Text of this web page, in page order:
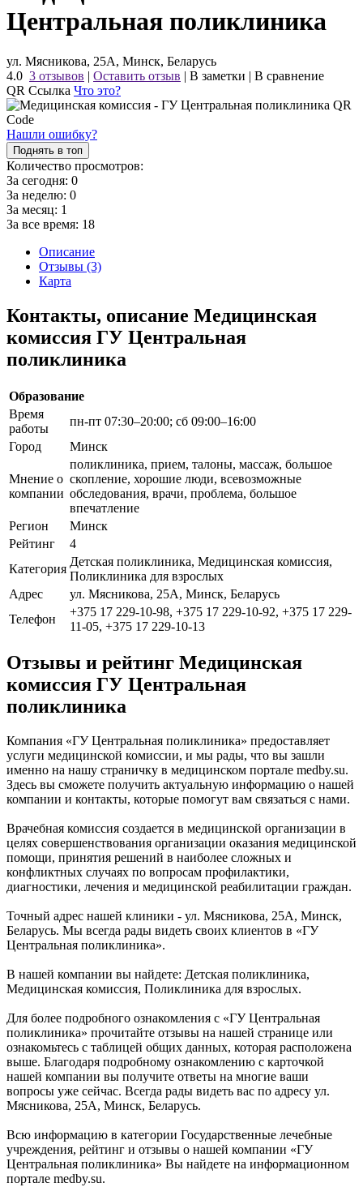
Центральная поликлиника
ул. Мясникова, 25А, Минск, Беларусь
4.0 3 отзывов | Оставить отзыв | В заметки | В сравнение
QR Ссылка Что это?
Нашли ошибку?
Поднять в топ
Количество просмотров:
За сегодня: 0
За неделю: 0
За месяц: 1
За все время: 18
Описание
Отзывы (3)
Карта
Контакты, описание Медицинская
комиссия ГУ Центральная
поликлиника
Образование
Время
работы
пн-пт 07:30–20:00; сб 09:00–16:00
Город
Минск
Мнение о
компании
поликлиника, прием, талоны, массаж, большое
скопление, хорошие люди, всевозможные
обследования, врачи, проблема, большое
впечатление
Регион
Минск
Рейтинг
4
Категория
Детская поликлиника, Медицинская комиссия,
Поликлиника для взрослых
Адрес
ул. Мясникова, 25А, Минск, Беларусь
Телефон
+375 17 229-10-98, +375 17 229-10-92, +375 17 229-
11-05, +375 17 229-10-13
Отзывы и рейтинг Медицинская
комиссия ГУ Центральная
поликлиника
Компания «ГУ Центральная поликлиника» предоставляет
услуги медицинской комиссии, и мы рады, что вы зашли
именно на нашу страничку в медицинском портале medby.su.
Здесь вы сможете получить актуальную информацию о нашей
компании и контакты, которые помогут вам связаться с нами.
Врачебная комиссия создается в медицинской организации в
целях совершенствования организации оказания медицинской
помощи, принятия решений в наиболее сложных и
конфликтных случаях по вопросам профилактики,
диагностики, лечения и медицинской реабилитации граждан.
Точный адрес нашей клиники - ул. Мясникова, 25А, Минск,
Беларусь. Мы всегда рады видеть своих клиентов в «ГУ
Центральная поликлиника».
В нашей компании вы найдете: Детская поликлиника,
Медицинская комиссия, Поликлиника для взрослых.
Для более подробного ознакомления с «ГУ Центральная
поликлиника» прочитайте отзывы на нашей странице или
ознакомьтесь с таблицей общих данных, которая расположена
выше. Благодаря подробному ознакомлению с карточкой
нашей компании вы получите ответы на многие ваши
вопросы уже сейчас. Всегда рады видеть вас по адресу ул.
Мясникова, 25А, Минск, Беларусь.
Всю информацию в категории Государственные лечебные
учреждения, рейтинг и отзывы о нашей компании «ГУ
Центральная поликлиника» Вы найдете на информационном
портале medby.su.